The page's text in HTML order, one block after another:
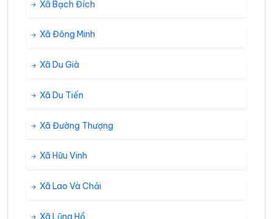
Xã Bạch Đích
Xã Đông Minh
Xã Du Già
Xã Du Tiến
Xã Đường Thượng
Xã Hữu Vinh
Xã Lao Và Chải
Xã Lũng Hồ